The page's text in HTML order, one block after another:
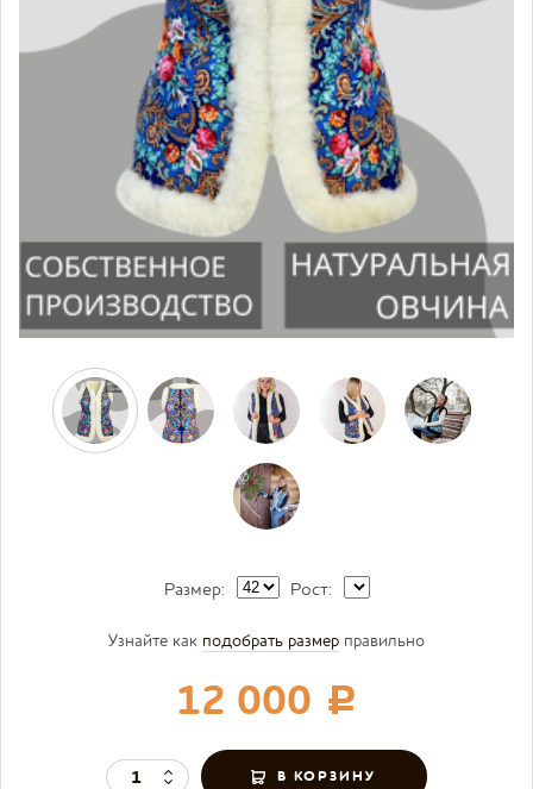
Узнайте как подобрать размер правильно
12 000 c
Размер: Рост: